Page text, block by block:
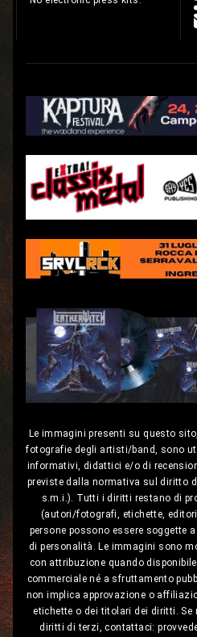
Le immagini presenti su questo
fotografie degli artisti/band, sono
informativi, didattici e/o di
previste dalla normativa sul diritto
s.m.i.). Tutti i diritti restano di
(autori/fotografi, etichette,
persone possono essere soggette
di personalità. Le immagini sono
con attribuzione quando
commerciale né a sfruttamento
non implica approvazione o
etichette o dei titolari dei diritti. Se
diritti di terzi, contattaci: